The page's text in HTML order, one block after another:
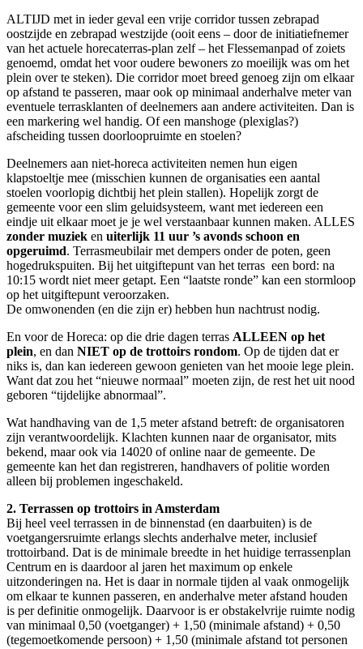
ALTIJD met in ieder geval een vrije corridor tussen zebrapad
oostzijde en zebrapad westzijde (ooit eens – door de initiatiefnemer
van het actuele horecaterras-plan zelf – het Flessemanpad of zoiets
genoemd, omdat het voor oudere bewoners zo moeilijk was om het
plein over te steken). Die corridor moet breed genoeg zijn om elkaar
op afstand te passeren, maar ook op minimaal anderhalve meter van
eventuele terrasklanten of deelnemers aan andere activiteiten. Dan is
een markering wel handig. Of een manshoge (plexiglas?)
afscheiding tussen doorloopruimte en stoelen?
Deelnemers aan niet-horeca activiteiten nemen hun eigen
klapstoeltje mee (misschien kunnen de organisaties een aantal
stoelen voorlopig dichtbij het plein stallen). Hopelijk zorgt de
gemeente voor een slim geluidsysteem, want met iedereen een
eindje uit elkaar moet je je wel verstaanbaar kunnen maken. ALLES
zonder muziek en uiterlijk 11 uur ’s avonds schoon en
opgeruimd. Terrasmeubilair met dempers onder de poten, geen
hogedrukspuiten. Bij het uitgiftepunt van het terras een bord: na
10:15 wordt niet meer getapt. Een “laatste ronde” kan een stormloop
op het uitgiftepunt veroorzaken.
De omwonenden (en die zijn er) hebben hun nachtrust nodig.
En voor de Horeca: op die drie dagen terras ALLEEN op het
plein, en dan NIET op de trottoirs rondom. Op de tijden dat er
niks is, dan kan iedereen gewoon genieten van het mooie lege plein.
Want dat zou het “nieuwe normaal” moeten zijn, de rest het uit nood
geboren “tijdelijke abnormaal”.
Wat handhaving van de 1,5 meter afstand betreft: de organisatoren
zijn verantwoordelijk. Klachten kunnen naar de organisator, mits
bekend, maar ook via 14020 of online naar de gemeente. De
gemeente kan het dan registreren, handhavers of politie worden
alleen bij problemen ingeschakeld.
2. Terrassen op trottoirs in Amsterdam
Bij heel veel terrassen in de binnenstad (en daarbuiten) is de
voetgangersruimte erlangs slechts anderhalve meter, inclusief
trottoirband. Dat is de minimale breedte in het huidige terrassenplan
Centrum en is daardoor al jaren het maximum op enkele
uitzonderingen na. Het is daar in normale tijden al vaak onmogelijk
om elkaar te kunnen passeren, en anderhalve meter afstand houden
is per definitie onmogelijk. Daarvoor is er obstakelvrije ruimte nodig
van minimaal 0,50 (voetganger) + 1,50 (minimale afstand) + 0,50
(tegemoetkomende persoon) + 1,50 (minimale afstand tot personen